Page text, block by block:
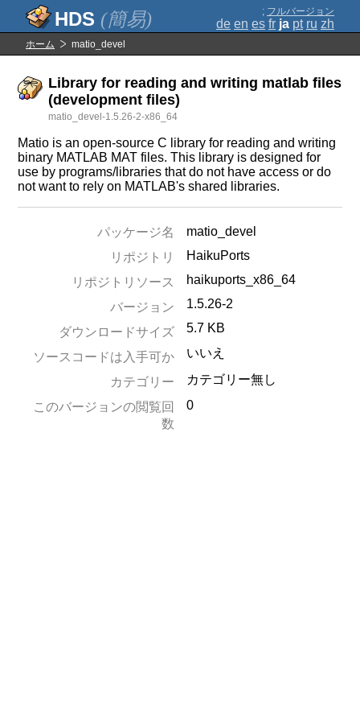
(簡易) ; フルバージョン
de en es fr ja pt ru zh
ホーム matio_devel
Library for reading and writing matlab files
(development files)
matio_devel-1.5.26-2-x86_64
Matio is an open-source C library for reading and writing
binary MATLAB MAT files. This library is designed for
use by programs/libraries that do not have access or do
not want to rely on MATLAB's shared libraries.
パッケージ名
matio_devel
リポジトリ
HaikuPorts
リポジトリソース
haikuports_x86_64
バージョン
1.5.26-2
ダウンロードサイズ 5.7 KB
ソースコードは入手可か いいえ
カテゴリー
カテゴリー無し
このバージョンの閲覧回
数
0